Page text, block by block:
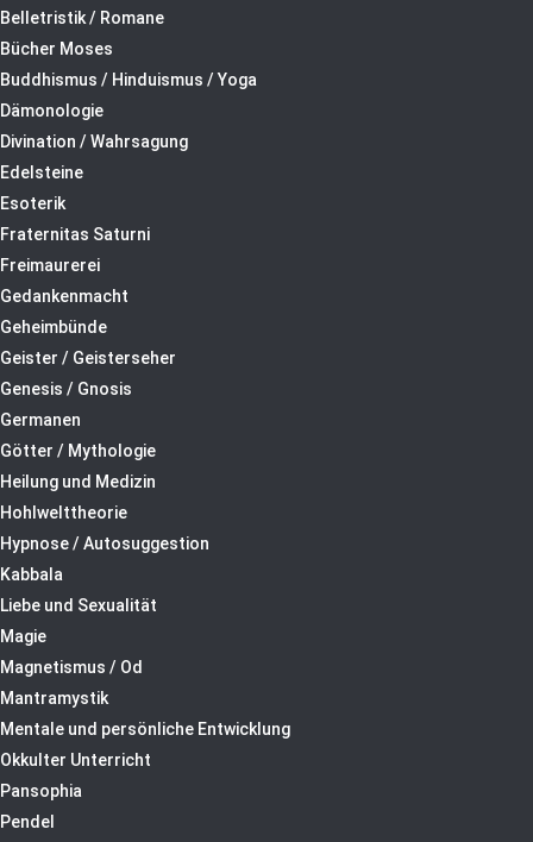
Belletristik / Romane
Bücher Moses
Buddhismus / Hinduismus / Yoga
Dämonologie
Divination / Wahrsagung
Edelsteine
Esoterik
Fraternitas Saturni
Freimaurerei
Gedankenmacht
Geheimbünde
Geister / Geisterseher
Genesis / Gnosis
Germanen
Götter / Mythologie
Heilung und Medizin
Hohlwelttheorie
Hypnose / Autosuggestion
Kabbala
Liebe und Sexualität
Magie
Magnetismus / Od
Mantramystik
Mentale und persönliche Entwicklung
Okkulter Unterricht
Pansophia
Pendel